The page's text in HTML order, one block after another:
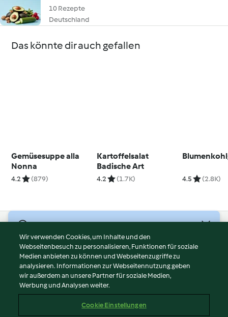
10 Rezepte
Deutschland
Das könnte dir auch gefallen
Gemüsesuppe alla
Nonna
4.2 (879)
Kartoffelsalat
Badische Art
4.2 (1.7K) 4.5 (2.8K)
Nutzungsbedingungen
Datenschutzrichtlinien
Disclaimer
Impressum
Inhalt melden
Wir verwenden Cookies, um Inhalte und den
Webseitenbesuch zu personalisieren, Funktionen für soziale
Medien anbieten zu können und Webseitenzugriffe zu
analysieren. Informationen zur Webseitennutzung geben
wir außerdem an unsere Partner für soziale Medien,
Werbung und Analysen weiter.
Cookie Einstellungen